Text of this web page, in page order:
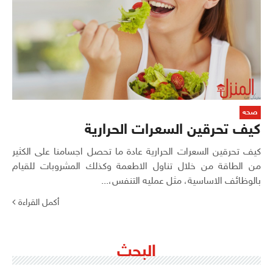
صحه
كيف تحرقين السعرات الحرارية
كيف تحرقين السعرات الحرارية عادة ما تحصل اجسامنا على الكثير
من الطاقة من خلال تناول الاطعمة وكذلك المشروبات للقيام
بالوظائف الاساسية، مثل عمليه التنفس،...
أكمل القراءة
البحث